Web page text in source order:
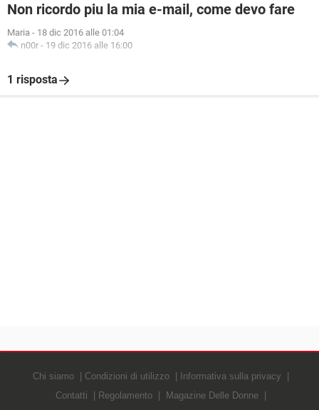
Non ricordo piu la mia e-mail, come devo fare
Maria - 18 dic 2016 alle 01:04
n00r - 19 dic 2016 alle 16:00
1 risposta
Chi siamo Condizioni di utilizzo
Informativa sulla privacy
Contatti
Regolamento
Magazine Delle Donne